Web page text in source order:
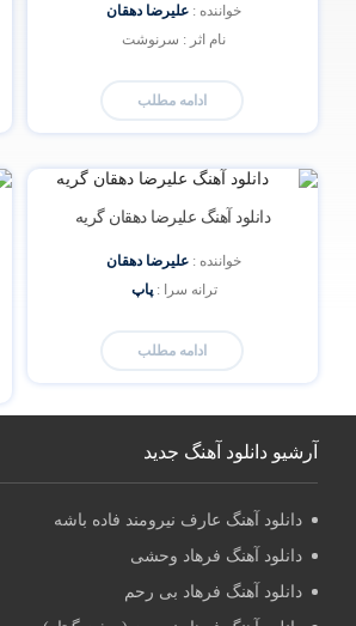
خواننده : علیرضا دهقان
نام اثر : سرنوشت
ادامه مطلب
دانلود آهنگ علیرضا دهقان گریه
خواننده : علیرضا دهقان
ترانه سرا : پاپ
ادامه مطلب
آرشیو دانلود آهنگ جدید
دانلود آهنگ عارف نیرومند فاده باشه
دانلود آهنگ فرهاد وحشی
دانلود آهنگ فرهاد بی رحم